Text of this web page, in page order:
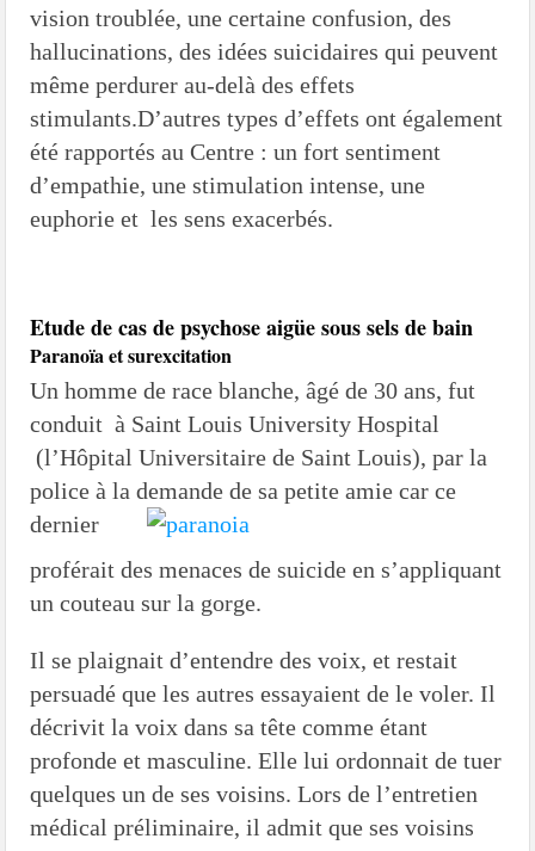
vision troublée, une certaine confusion, des
hallucinations, des idées suicidaires qui peuvent
même perdurer au-delà des effets
stimulants.D’autres types d’effets ont également
été rapportés au Centre : un fort sentiment
d’empathie, une stimulation intense, une
euphorie et les sens exacerbés.
Etude de cas de psychose aigüe sous sels de bain
Paranoïa et surexcitation
Un homme de race blanche, âgé de 30 ans, fut
conduit à Saint Louis University Hospital
(l’Hôpital Universitaire de Saint Louis), par la
police à lademande de sa petite amie car ce
dernier
proférait des menaces de suicide en s’appliquant
un couteau sur la gorge.
Il se plaignait d’entendre des voix, et restait
persuadé que les autres essayaient de le voler. Il
décrivit la voix dans sa tête comme étant
profonde et masculine. Elle lui ordonnait de tuer
quelques un de ses voisins. Lors de l’entretien
médical préliminaire, il admit que ses voisins